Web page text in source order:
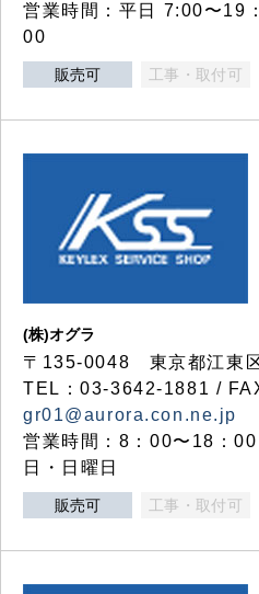
営業時間：平日 7:00〜19
00
販売可 工事・取付可
(株)オグラ
〒135-0048 東京都江東
TEL：03-3642-1881 /
gr01@aurora.con.ne.jp
営業時間：8：00〜18：
日・日曜日
販売可 工事・取付可